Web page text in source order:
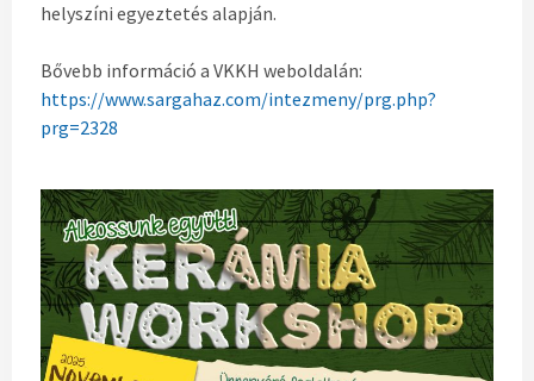
helyszíni egyeztetés alapján.
Bővebb információ a VKKH weboldalán:
https://www.sargahaz.com/intezmeny/prg.php?
prg=2328